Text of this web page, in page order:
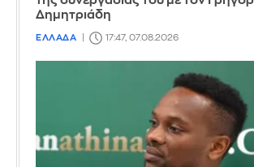
Δημητριάδη
ΕΛΛΑΔΑ 17:47, 07.08.2026